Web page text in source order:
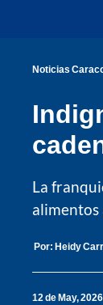
Noticias
La
alimentos
Por: Heidy
12 de May, 2026